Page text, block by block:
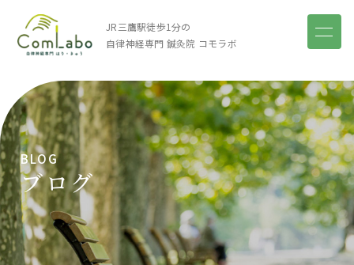
JR三鷹駅徒歩1分の
自律神経専門 鍼灸院 コモラボ
BLOG
ブログ